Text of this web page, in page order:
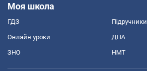
Моя школа
ГДЗ Підручники
Онлайн уроки ДПА
ЗНО НМТ